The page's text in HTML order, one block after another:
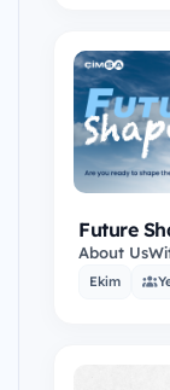
Future
About
wide
Ekim